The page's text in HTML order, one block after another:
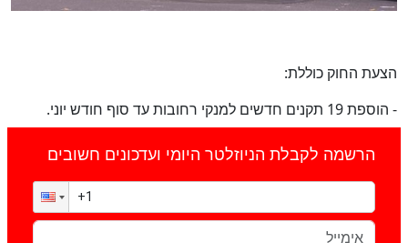
הצעת החוק כוללת:
- הוספת 19 תקנים חדשים למנקי רחובות עד סוף חודש יוני.
הרשמה לקבלת הניוזלטר היומי ועדכונים חשובים